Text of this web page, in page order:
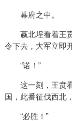
幕府之中。
嬴北埕看着王
令下去，大军立即
“诺！”
这一刻，王贲
国，此番征伐西北
“必胜！”